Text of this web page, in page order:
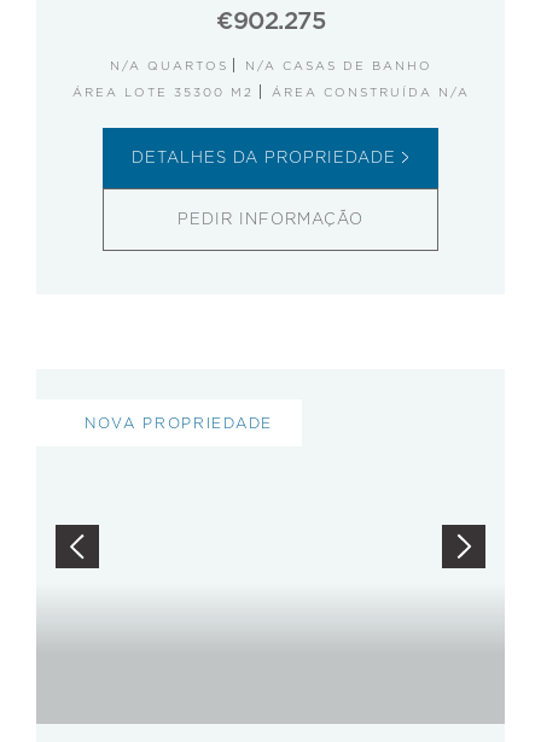
€902.275
N/A QUARTOS
N/A CASAS DE BANHO
ÁREA LOTE 35300 M2
ÁREA CONSTRUÍDA N/A
DETALHES DA PROPRIEDADE
PEDIR INFORMAÇÃO
NOVA PROPRIEDADE